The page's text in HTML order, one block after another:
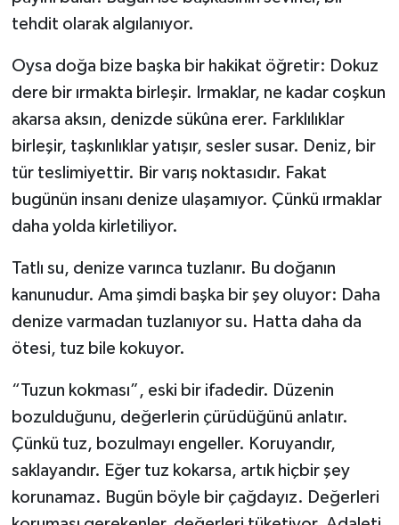
tehdit olarak algılanıyor.
Oysa doğa bize başka bir hakikat öğretir: Dokuz
dere bir ırmakta birleşir. Irmaklar, ne kadar coşkun
akarsa aksın, denizde sükûna erer. Farklılıklar
birleşir, taşkınlıklar yatışır, sesler susar. Deniz, bir
tür teslimiyettir. Bir varış noktasıdır. Fakat
bugünün insanı denize ulaşamıyor. Çünkü ırmaklar
daha yolda kirletiliyor.
Tatlı su, denize varınca tuzlanır. Bu doğanın
kanunudur. Ama şimdi başka bir şey oluyor: Daha
denize varmadan tuzlanıyor su. Hatta daha da
ötesi, tuz bile kokuyor.
“Tuzun kokması”, eski bir ifadedir. Düzenin
bozulduğunu, değerlerin çürüdüğünü anlatır.
Çünkü tuz, bozulmayı engeller. Koruyandır,
saklayandır. Eğer tuz kokarsa, artık hiçbir şey
korunamaz. Bugün böyle bir çağdayız. Değerleri